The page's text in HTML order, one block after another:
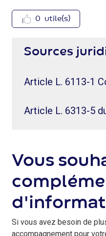
0 utile(s)
Sources
Article L. 6113-1
Article L. 6313-5
Vous
Si vous avez besoin de
accompagnement pour